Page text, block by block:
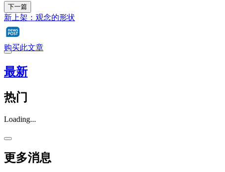
下一篇
新上架：观念的形状
购买此文章
最新
热门
Loading...
更多消息